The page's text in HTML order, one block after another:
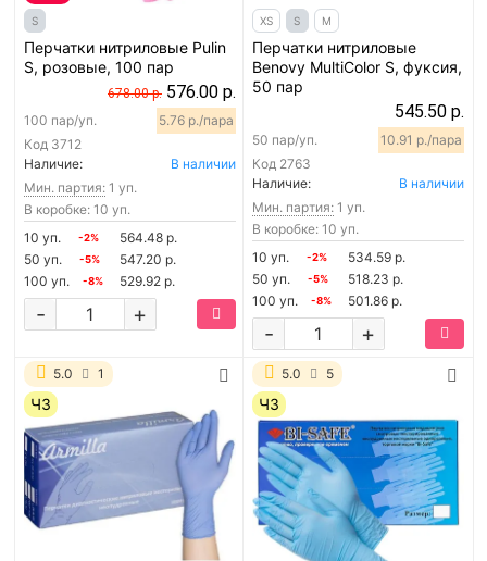
S
Перчатки нитриловые Pulin
S, розовые, 100 пар
678.00 р. 576.00 р.
Код 3712
100 пар/уп. 5.76 р./пара
Наличие:
В наличии
Мин. партия: 1 уп.
В коробке: 10 уп.
10 уп.
-2%
564.48 р.
50 уп.
-5%
547.20 р.
100 уп.
-8% 529.92 р.
+
-
XS S M
Перчатки нитриловые
Benovy MultiColor S, фуксия,
50 пар
545.50 р.
Код 2763
50 пар/уп. 10.91 р./пара
Наличие:
В наличии
Мин. партия: 1 уп.
В коробке: 10 уп.
10 уп.
-2%
534.59 р.
50 уп.
-5%
518.23 р.
100 уп.
-8% 501.86 р.
+
-
5.0 1
ЧЗ
5.0 5
ЧЗ